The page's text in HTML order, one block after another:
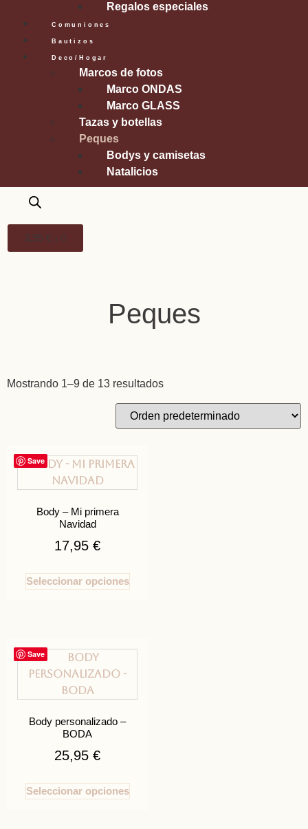
Regalos especiales
Comuniones
Bautizos
Deco/Hogar
Marcos de fotos
Marco ONDAS
Marco GLASS
Tazas y botellas
Peques
Bodys y camisetas
Natalicios
3,95 € 1
Peques
Mostrando 1–9 de 13 resultados
Save
Body – Mi primera
Navidad
17,95€
Seleccionar opciones
Save
Body personalizado –
BODA
25,95€
Seleccionar opciones